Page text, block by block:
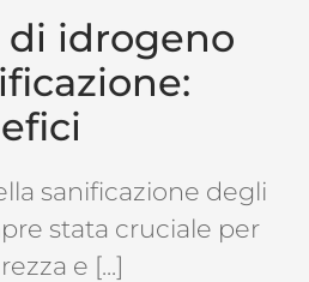
di idrogeno
sanificazione degli
stata cruciale per
e [...]